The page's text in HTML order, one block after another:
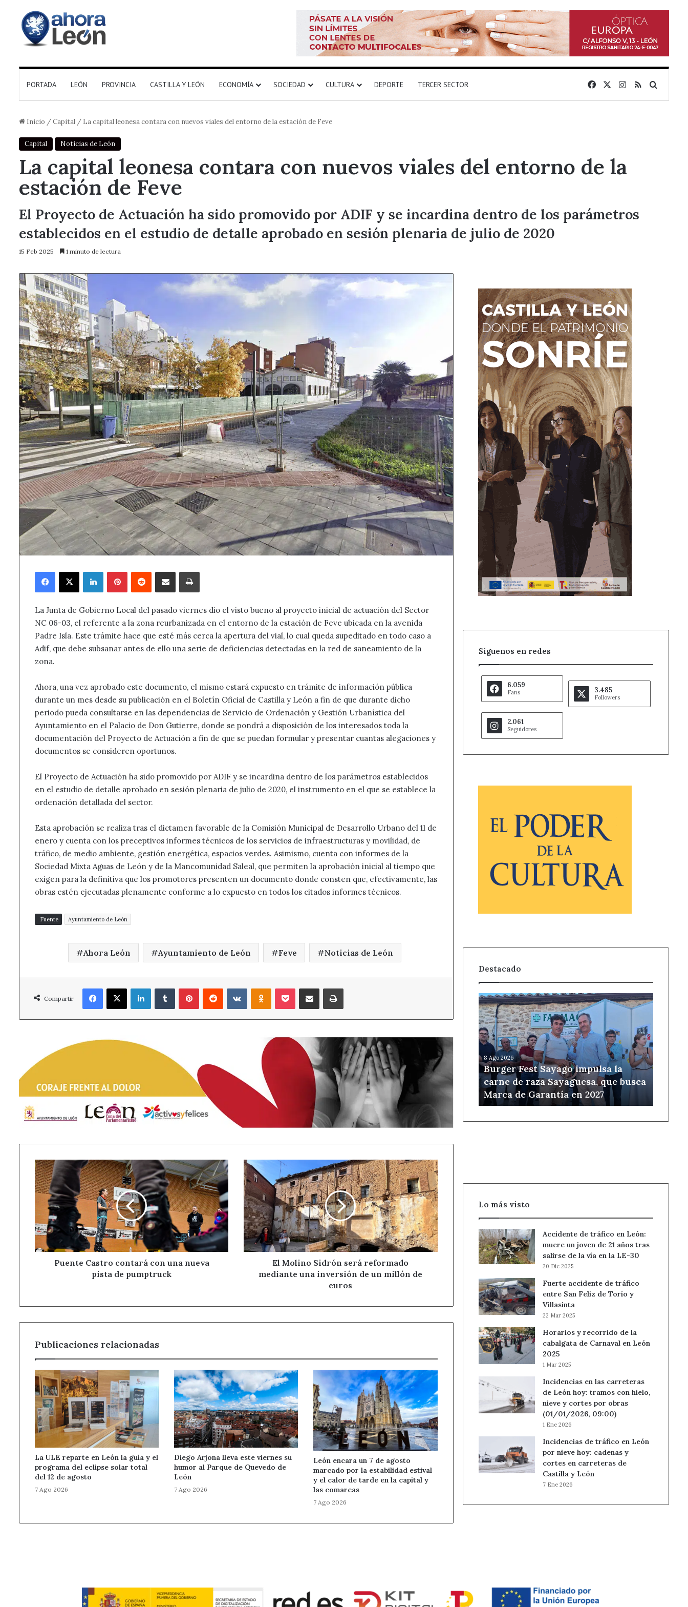
PORTADA LEÓN PROVINCIA CASTILLA Y LEÓN ECONOMÍA SOCIEDAD CULTURA DEPORTE TERCER SECTOR FacebookInstagram
RSS
Inicio /Capital / La capital leonesa contara con nuevos viales del entorno de la estación de Feve
Capital Noticias de León
La capital leonesa contara con nuevos viales del entorno de la
estación de Feve
El Proyecto de Actuación ha sido promovido por ADIF y se incardina dentro de los parámetros
establecidos en el estudio de detalle aprobado en sesión plenaria de julio de 2020
15 Feb 2025 1 minuto de lectura
Facebook
X LinkedInPinterestReddit Compartir por correo electrónicoImprimir
La Junta de Gobierno Local del pasado viernes dio el visto bueno al proyecto inicial de actuación del Sector
NC 06-03, el referente a la zona reurbanizada en el entorno de la estación de Feve ubicada en la avenida
Padre Isla. Este trámite hace que esté más cerca la apertura del vial, lo cual queda supeditado en todo caso a
Adif, que debe subsanar antes de ello una serie de deficiencias detectadas en la red de saneamiento de la
zona.
Ahora, una vez aprobado este documento, el mismo estará expuesto en trámite de información pública
durante un mes desde su publicación en el Boletín Oficial de Castilla y León a fin de que durante dicho
periodo pueda consultarse en las dependencias de Servicio de Ordenación y Gestión Urbanística del
Ayuntamiento en el Palacio de Don Gutierre, donde se pondrá a disposición de los interesados toda la
documentación del Proyecto de Actuación a fin de que se puedan formular y presentar cuantas alegaciones y
documentos se consideren oportunos.
El Proyecto de Actuación ha sido promovido por ADIF y se incardina dentro de los parámetros establecidos
en el estudio de detalle aprobado en sesión plenaria de julio de 2020, el instrumento en el que se establece la
ordenación detallada del sector.
Esta aprobación se realiza tras el dictamen favorable de la Comisión Municipal de Desarrollo Urbano del 11 de
enero y cuenta con los preceptivos informes técnicos de los servicios de infraestructuras y movilidad, de
tráfico, de medio ambiente, gestión energética, espacios verdes. Asimismo, cuenta con informes de la
Sociedad Mixta Aguas de León y de la Mancomunidad Saleal, que permiten la aprobación inicial al tiempo que
exigen para la definitiva que los promotores presenten un documento donde consten que, efectivamente, las
obras estén ejecutadas plenamente conforme a lo expuesto en todos los citados informes técnicos.
Fuente Ayuntamiento de León
Ahora León Ayuntamiento de León Feve Noticias de León
Compartir
Facebook
X LinkedInTumblrPinterestReddit VKontakteOdnoklassniki
PocketCompartir por correo electrónicoImprimir
Puente
Castro
contará
con
una
nueva
pista
pumptruck
Puente Castro contará con una nueva
pista de pumptruck
El
Molino
Sidrón
será
reformado
mediante
una
inversión
de
millón
El Molino Sidrón será reformado
mediante una inversión de un millón de
euros
Publicaciones relacionadas
La ULE reparte en León la guía y el
programa del eclipse solar total
del 12 de agosto
7 Ago 2026
Diego Arjona lleva este viernes su
humor al Parque de Quevedo de
León
7 Ago 2026
León encara un 7 de agosto
marcado por la estabilidad estival
y el calor de tarde en la capital y
las comarcas
7 Ago 2026
Síguenos en redes
6.059
Fans 3.485
Followers
2.061
Seguidores
Destacado
Burger
Fest
Sayago
impulsa
la
carne
de
raza
Sayaguesa,
que
busca
8 Ago 2026
Burger Fest Sayago impulsa la
carne de raza Sayaguesa, que busca
Marca de Garantía en 2027
Lo más visto
Accidente de tráfico en León:
muere un joven de 21 años tras
salirse de la vía en la LE-30
20 Dic 2025
Fuerte accidente de tráfico
entre San Feliz de Torío y
Villasinta
22 Mar 2025
Horarios y recorrido de la
cabalgata de Carnaval en León
2025
1 Mar 2025
Incidencias en las carreteras
de León hoy: tramos con hielo,
nieve y cortes por obras
(01/01/2026, 09:00)
1 Ene 2026
Incidencias de tráfico en León
por nieve hoy: cadenas y
cortes en carreteras de
Castilla y León
7 Ene 2026